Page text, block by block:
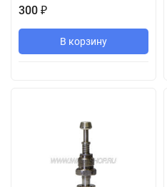
300 ₽
В корзину